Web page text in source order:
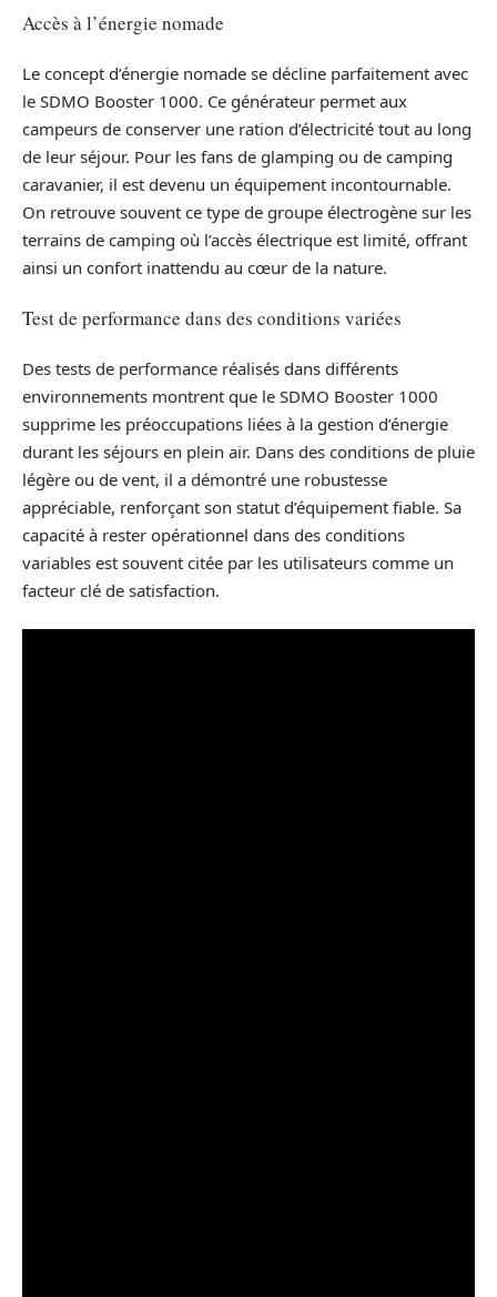
Accès à l’énergie nomade
Le concept d’énergie nomade se décline parfaitement avec
le SDMO Booster 1000. Ce générateur permet aux
campeurs de conserver une ration d’électricité tout au long
de leur séjour. Pour les fans de glamping ou de camping
caravanier, il est devenu un équipement incontournable.
On retrouve souvent ce type de groupe électrogène sur les
terrains de camping où l’accès électrique est limité, offrant
ainsi un confort inattendu au cœur de la nature.
Test de performance dans des conditions variées
Des tests de performance réalisés dans différents
environnements montrent que le SDMO Booster 1000
supprime les préoccupations liées à la gestion d’énergie
durant les séjours en plein air. Dans des conditions de pluie
légère ou de vent, il a démontré une robustesse
appréciable, renforçant son statut d’équipement fiable. Sa
capacité à rester opérationnel dans des conditions
variables est souvent citée par les utilisateurs comme un
facteur clé de satisfaction.